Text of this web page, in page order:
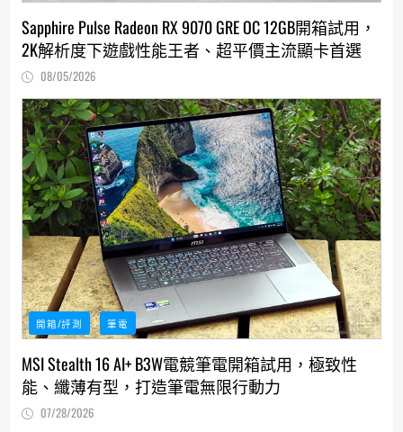
Sapphire Pulse Radeon RX 9070 GRE OC 12GB開箱試用，
2K解析度下遊戲性能王者、超平價主流顯卡首選
08/05/2026
開箱/評測 筆電
MSI Stealth 16 AI+ B3W電競筆電開箱試用，極致性
能、纖薄有型，打造筆電無限行動力
07/28/2026